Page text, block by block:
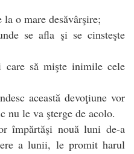
o mare desăvârşire;
se afla şi se cinsteşte
să mişte inimile cele
această devoţiune vor
nu le va şterge de acolo.
împărtăşi nouă luni de-a
a lunii, le promit harul